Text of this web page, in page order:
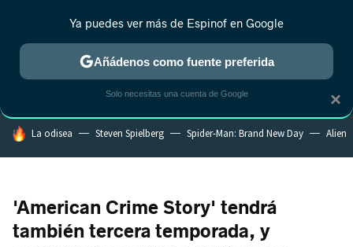
MENÚ NUEVO
ESTRENOS REALITY ANIME RANKINGS CINE
HOY SE HABLA DE
La odisea Steven Spielberg Spider-Man: Brand New Day Alien
'American Crime Story' tendrá
también tercera temporada, y
×
Ya puedes ver más de Espinof en Google
Añádenos como fuente preferida
Solo necesitas una cuenta de Google